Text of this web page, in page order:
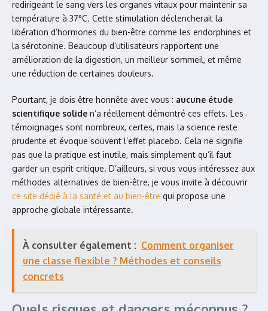
redirigeant le sang vers les organes vitaux pour maintenir sa
température à 37°C. Cette stimulation déclencherait la
libération d’hormones du bien-être comme les endorphines et
la sérotonine. Beaucoup d’utilisateurs rapportent une
amélioration de la digestion, un meilleur sommeil, et même
une réduction de certaines douleurs.
Pourtant, je dois être honnête avec vous : aucune étude
scientifique solide n’a réellement démontré ces effets. Les
témoignages sont nombreux, certes, mais la science reste
prudente et évoque souvent l’effet placebo. Cela ne signifie
pas que la pratique est inutile, mais simplement qu’il faut
garder un esprit critique. D’ailleurs, si vous vous intéressez aux
méthodes alternatives de bien-être, je vous invite à découvrir
ce site dédié à la santé et au bien-être qui propose une
approche globale intéressante.
À consulter également : Comment organiser
une classe flexible ? Méthodes et conseils
concrets